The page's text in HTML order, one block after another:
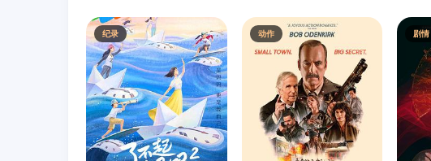
纪录 动作 剧情